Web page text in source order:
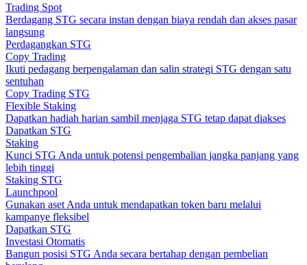
Trading Spot
Berdagang STG secara instan dengan biaya rendah dan akses pasar
langsung
Perdagangkan STG
Copy Trading
Ikuti pedagang berpengalaman dan salin strategi STG dengan satu
sentuhan
Copy Trading STG
Flexible Staking
Dapatkan hadiah harian sambil menjaga STG tetap dapat diakses
Dapatkan STG
Staking
Kunci STG Anda untuk potensi pengembalian jangka panjang yang
lebih tinggi
Staking STG
Launchpool
Gunakan aset Anda untuk mendapatkan token baru melalui
kampanye fleksibel
Dapatkan STG
Investasi Otomatis
Bangun posisi STG Anda secara bertahap dengan pembelian